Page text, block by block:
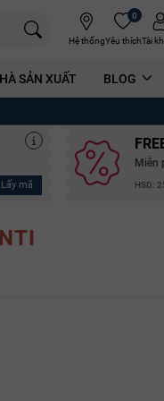
Hệ thống
0
Yêu thíchTài
SẢN XUẤT BLOG
Lấy mã
Miễn
HSD: